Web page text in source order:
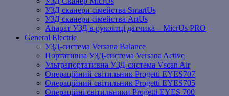
УЗД сканери сімейства SmartUs
УЗД сканери сімейства ArtUs
Апарат УЗД в рукоятці датчика – MicrUs PRO
General Electric
УЗД-система Versana Balance
Портативна УЗД-система Versana Active
Ультрапортативна УЗД-система Vscan Air
Операційний світильник Progetti EYES707
Операційний світильник Progetti EYES705
Операційні світильники Progetti EYES 700